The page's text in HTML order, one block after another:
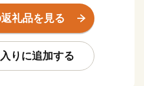
井寺（ふじいでら）は、西国
日々巡礼者が絶えず、本堂に
から羽曳野市にかけて4km四
礼品を見る
りに追加する